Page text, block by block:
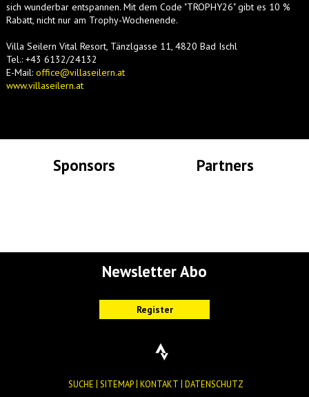
sich wunderbar entspannen. Mit dem Code "TROPHY26" gibt es 10 %
Rabatt, nicht nur am Trophy-Wochenende.
Villa Seilern Vital Resort, Tänzlgasse 11, 4820 Bad Ischl
Tel.: +43 6132/24132
E-Mail: office@villaseilern.at
www.villaseilern.at
Sponsors Partners
Newsletter Abo
SUCHE SITEMAP KONTAKT
DATENSCHUTZ